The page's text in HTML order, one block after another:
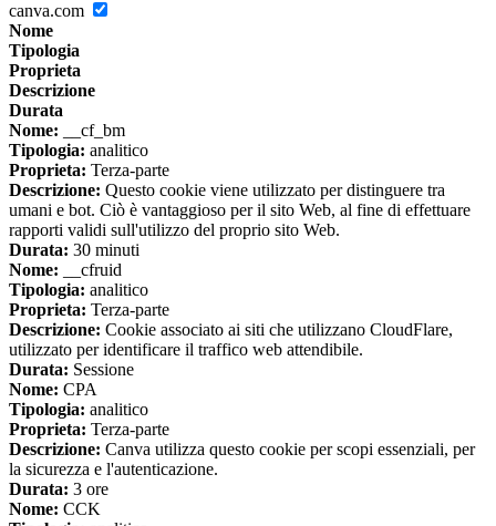
canva.com
Nome
Tipologia
Proprieta
Descrizione
Durata
Nome: __cf_bm
Tipologia: analitico
Proprieta: Terza-parte
Descrizione: Questo cookie viene utilizzato per distinguere tra
umani e bot. Ciò è vantaggioso per il sito Web, al fine di effettuare
rapporti validi sull'utilizzo del proprio sito Web.
Durata: 30 minuti
Nome: __cfruid
Tipologia: analitico
Proprieta: Terza-parte
Descrizione: Cookie associato ai siti che utilizzano CloudFlare,
utilizzato per identificare il traffico web attendibile.
Durata: Sessione
Nome: CPA
Tipologia: analitico
Proprieta: Terza-parte
Descrizione: Canva utilizza questo cookie per scopi essenziali, per
la sicurezza e l'autenticazione.
Durata: 3 ore
Nome: CCK